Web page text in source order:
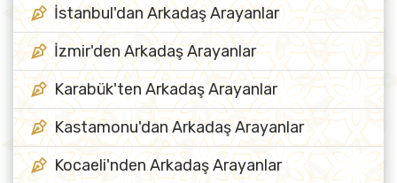
İstanbul'dan Arkadaş Arayanlar
İzmir'den Arkadaş Arayanlar
Karabük'ten Arkadaş Arayanlar
Kastamonu'dan Arkadaş Arayanlar
Kocaeli'nden Arkadaş Arayanlar